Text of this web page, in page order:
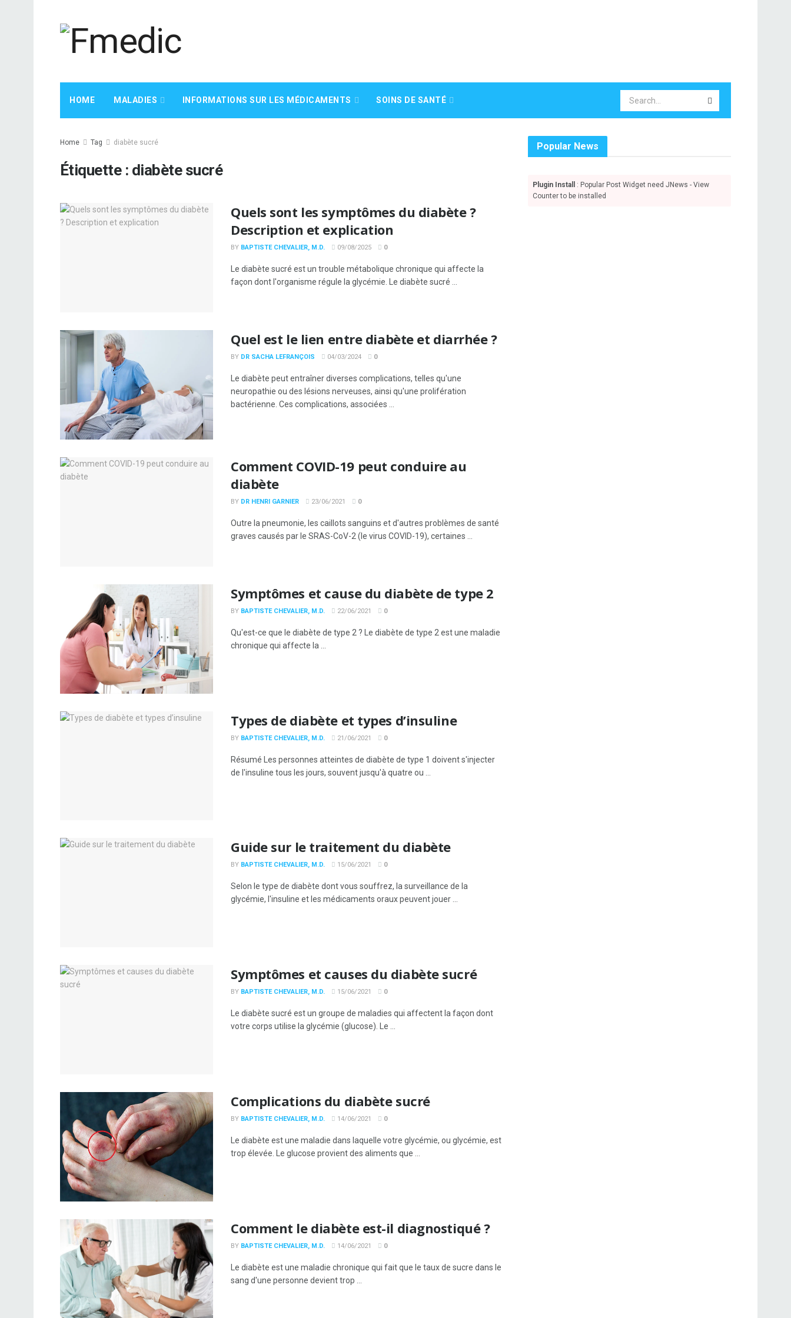
HOME MALADIES INFORMATIONS SUR LES MÉDICAMENTS SOINS DE SANTÉ
Home Tag diabète sucré
Étiquette : diabète sucré
Quels sont les symptômes du diabète ?
Description et explication
BY BAPTISTE CHEVALIER, M.D. 09/08/2025 0
Le diabète sucré est un trouble métabolique chronique qui affecte la
façon dont l'organisme régule la glycémie. Le diabète sucré ...
Quel est le lien entre diabète et diarrhée ?
BY DR SACHA LEFRANÇOIS 04/03/2024 0
Le diabète peut entraîner diverses complications, telles qu'une
neuropathie ou des lésions nerveuses, ainsi qu'une prolifération
bactérienne. Ces complications, associées ...
Comment COVID-19 peut conduire au
diabète
BY DR HENRI GARNIER 23/06/2021 0
Outre la pneumonie, les caillots sanguins et d'autres problèmes de santé
graves causés par le SRAS-CoV-2 (le virus COVID-19), certaines ...
Symptômes et cause du diabète de type 2
BY BAPTISTE CHEVALIER, M.D. 22/06/2021 0
Qu'est-ce que le diabète de type 2 ? Le diabète de type 2 est une maladie
chronique qui affecte la ...
Types de diabète et types d’insuline
BY BAPTISTE CHEVALIER, M.D. 21/06/2021 0
Résumé Les personnes atteintes de diabète de type 1 doivent s'injecter
de l'insuline tous les jours, souvent jusqu'à quatre ou ...
Guide sur le traitement du diabète
BY BAPTISTE CHEVALIER, M.D. 15/06/2021 0
Selon le type de diabète dont vous souffrez, la surveillance de la
glycémie, l'insuline et les médicaments oraux peuvent jouer ...
Symptômes et causes du diabète sucré
BY BAPTISTE CHEVALIER, M.D. 15/06/2021 0
Le diabète sucré est un groupe de maladies qui affectent la façon dont
votre corps utilise la glycémie (glucose). Le ...
Complications du diabète sucré
BY BAPTISTE CHEVALIER, M.D. 14/06/2021 0
Le diabète est une maladie dans laquelle votre glycémie, ou glycémie, est
trop élevée. Le glucose provient des aliments que ...
Comment le diabète est-il diagnostiqué ?
BY BAPTISTE CHEVALIER, M.D. 14/06/2021 0
Le diabète est une maladie chronique qui fait que le taux de sucre dans le
sang d'une personne devient trop ...
Popular News
Plugin Install
: Popular Post Widget need JNews - View
Counter to be installed